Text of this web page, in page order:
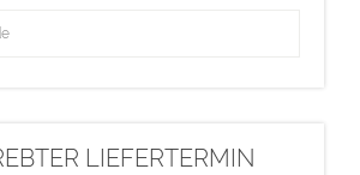
LIEFERTERMIN